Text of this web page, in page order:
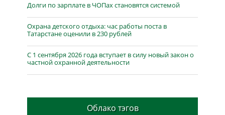
Долги по зарплате в ЧОПах становятся системой
Охрана детского отдыха: час работы поста в
Татарстане оценили в 230 рублей
С 1 сентября 2026 года вступает в силу новый закон о
частной охранной деятельности
Облако тэгов